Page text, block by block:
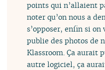
points qui n’allaient
noter qu’on nous a
s’opposer, enfin si on
publie des photos de
Klassroom. Ça aurait
autre logiciel, ça